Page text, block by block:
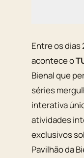
Entre os dias
acontece o
Bienal que
séries
interativa
atividades
exclusivos
Pavilhão da